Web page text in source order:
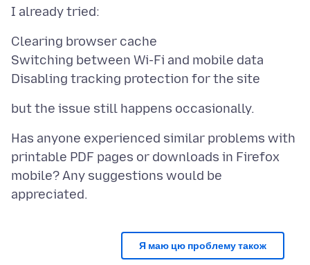
Clearing browser cache
Switching between Wi-Fi and mobile data
Has anyone experienced similar problems with
printable PDF pages or downloads in Firefox
mobile? Any suggestions would be
Я маю цю проблему також